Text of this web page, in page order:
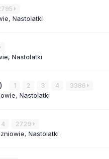
Nastolatki
Nastolatki
1 2 3 4 3386
Nastolatki
4 2729
Nastolatki